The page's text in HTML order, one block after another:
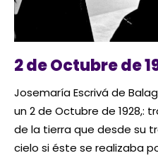
2 de Octubre de
Josemaría Escrivá de
un 2 de Octubre de 1928,:
de la tierra que desde su
cielo si éste se realizaba